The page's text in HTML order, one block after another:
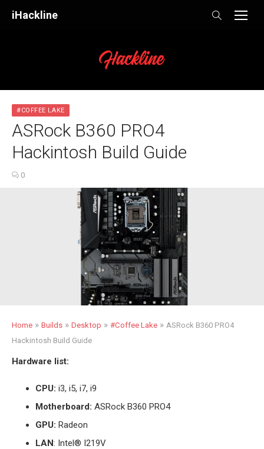
iHackline
#COFFEE LAKE
ASRock B360 PRO4
Hackintosh Build Guide
0
Home » Builds » Desktop » #Coffee Lake » ASRock B360 PRO4
Hackintosh Build Guide
Hardware list:
CPU: i3, i5, i7, i9
Motherboard: ASRock B360 PRO4
GPU: Radeon
LAN: Intel® I219V